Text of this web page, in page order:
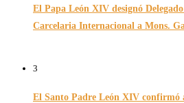
El Papa León XIV designó
Carcelaria Internacional a Mons.
3
El Santo Padre León XIV confirmó